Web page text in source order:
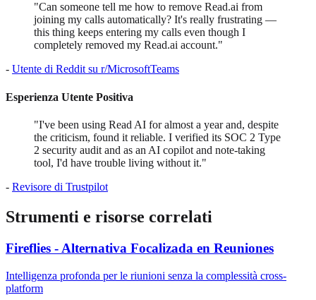
"Can someone tell me how to remove Read.ai from
joining my calls automatically? It's really frustrating —
this thing keeps entering my calls even though I
completely removed my Read.ai account."
- Utente di Reddit su r/MicrosoftTeams
Esperienza Utente Positiva
"I've been using Read AI for almost a year and, despite
the criticism, found it reliable. I verified its SOC 2 Type
2 security audit and as an AI copilot and note-taking
tool, I'd have trouble living without it."
- Revisore di Trustpilot
Strumenti e risorse correlati
Fireflies - Alternativa Focalizada en Reuniones
Intelligenza profonda per le riunioni senza la complessità cross-
platform